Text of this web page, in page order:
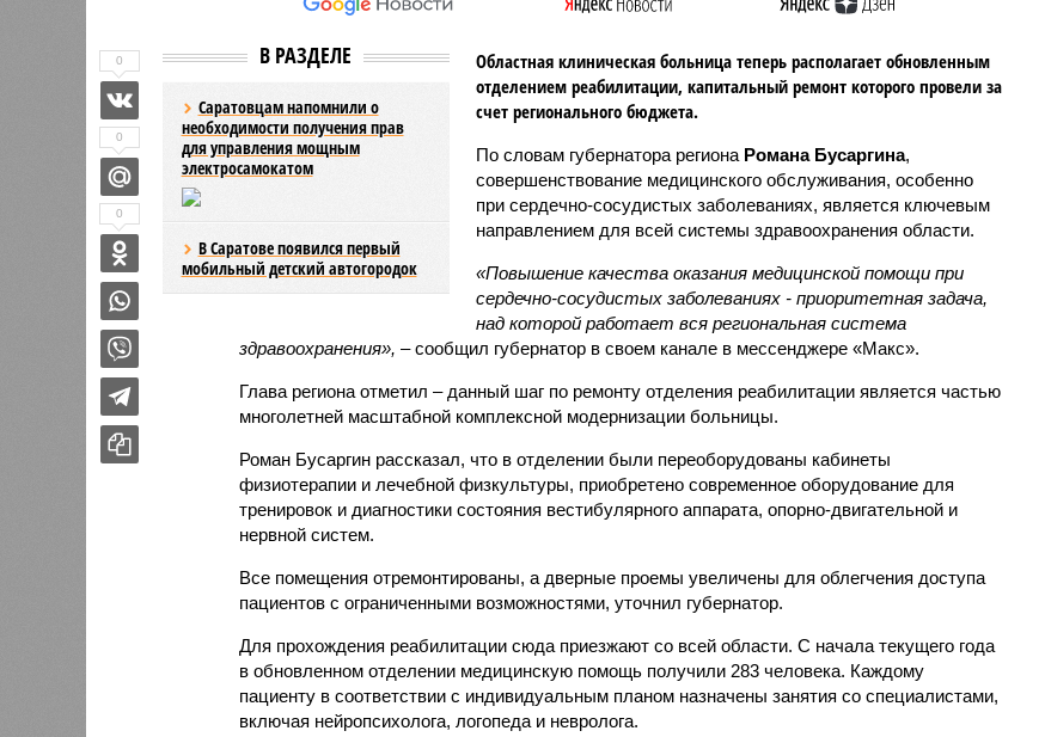
В РАЗДЕЛЕ
Саратовцам напомнили о
необходимости получения прав
для управления мощным
электросамокатом
В Саратове появился первый
мобильный детский автогородок
Областная клиническая больница теперь располагает обновленным
отделением реабилитации, капитальный ремонт которого провели за
счет регионального бюджета.
По словам губернатора региона Романа Бусаргина,
совершенствование медицинского обслуживания, особенно
при сердечно-сосудистых заболеваниях, является ключевым
направлением для всей системы здравоохранения области.
«Повышение качества оказания медицинской помощи при
сердечно-сосудистых заболеваниях - приоритетная задача,
над которой работает вся региональная система
здравоохранения», – сообщил губернатор в своем канале в мессенджере «Макс».
Глава региона отметил – данный шаг по ремонту отделения реабилитации является частью
многолетней масштабной комплексной модернизации больницы.
Роман Бусаргин рассказал, что в отделении были переоборудованы кабинеты
физиотерапии и лечебной физкультуры, приобретено современное оборудование для
тренировок и диагностики состояния вестибулярного аппарата, опорно-двигательной и
нервной систем.
Все помещения отремонтированы, а дверные проемы увеличены для облегчения доступа
пациентов с ограниченными возможностями, уточнил губернатор.
Для прохождения реабилитации сюда приезжают со всей области. С начала текущего года
в обновленном отделении медицинскую помощь получили 283 человека. Каждому
пациенту в соответствии с индивидуальным планом назначены занятия со специалистами,
включая нейропсихолога, логопеда и невролога.
0
0
0